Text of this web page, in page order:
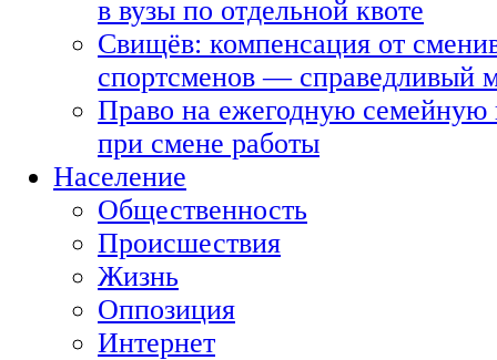
в вузы по отдельной квоте
Свищёв: компенсация от
спортсменов — справедливый
Право на ежегодную семейную
при смене работы
Население
Общественность
Происшествия
Жизнь
Оппозиция
Интернет